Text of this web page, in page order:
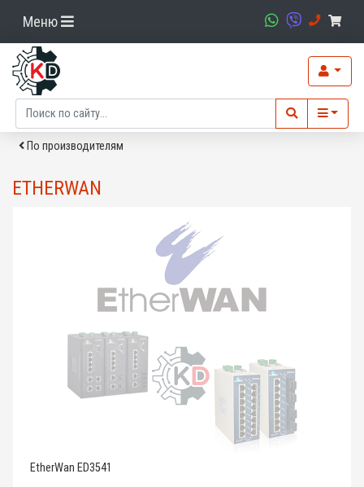
Меню
По производителям
ETHERWAN
EtherWan ED3541